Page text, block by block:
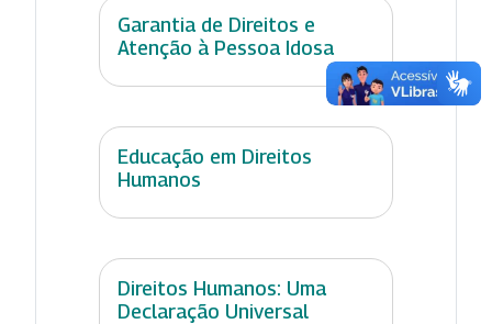
Garantia de Direitos e
Atenção à Pessoa Idosa
Educação em Direitos
Humanos
Direitos Humanos: Uma
Declaração Universal